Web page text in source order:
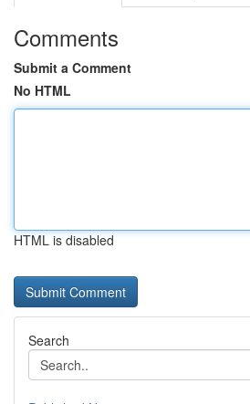
Comments
Submit a Comment
No HTML
HTML is disabled
Search